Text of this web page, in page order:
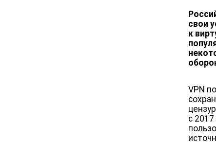
свои
к
VPN
с